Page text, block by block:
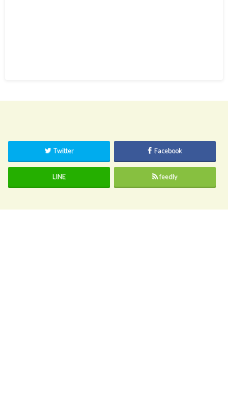
Twitter Facebook
LINE feedly